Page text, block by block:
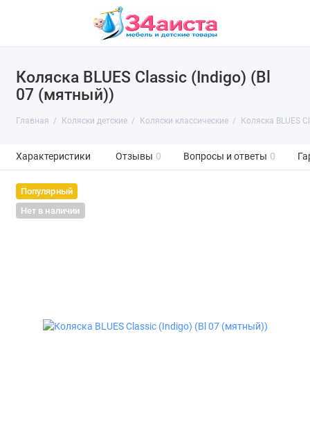
Коляска BLUES Classic (Indigo) (Bl
07 (мятный))
Главная Коляски детские Коляски классические Коляска BLUES
Характеристики Отзывы 0 Вопросы и ответы 0
Популярный
Нет в наличии